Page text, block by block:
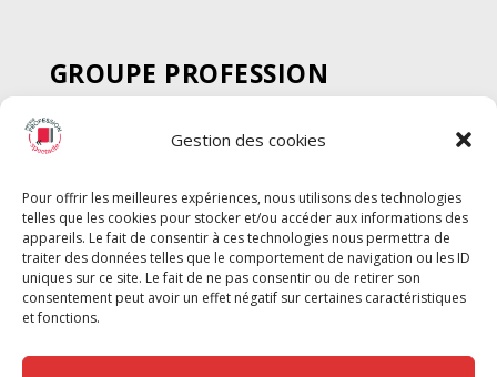
Gestion des cookies
Pour offrir les meilleures expériences, nous utilisons des technologies
telles que les cookies pour stocker et/ou accéder aux informations des
appareils. Le fait de consentir à ces technologies nous permettra de
traiter des données telles que le comportement de navigation ou les ID
uniques sur ce site. Le fait de ne pas consentir ou de retirer son
consentement peut avoir un effet négatif sur certaines caractéristiques
et fonctions.
GROUPE PROFESSION
SPECTACLE
Chèque Intermittents
Chèque Compta
Chèque Emploi Spectacle
G-Pods
Profession Audio-visuel